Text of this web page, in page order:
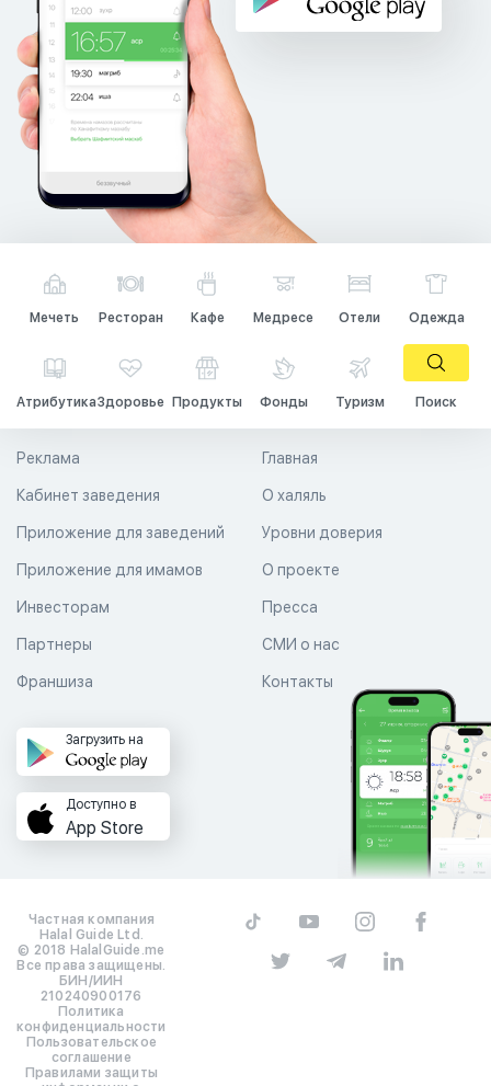
Мечеть Ресторан Кафе Медресе Отели Одежда
АтрибутикаЗдоровье Продукты Фонды Туризм Поиск
Главная
О халяль
Уровни доверия
Реклама
Кабинет заведения
Приложение для заведений
Приложение для имамов О проекте
Пресса
СМИ о нас
Контакты
Инвесторам
Партнеры
Франшиза
Загрузить на
Доступно в
App Store
Частная компания
Halal Guide Ltd.
© 2018 HalalGuide.me
Все права защищены.
БИН/ИИН
210240900176
Политика
конфиденциальности
Пользовательское
соглашение
Правилами защиты